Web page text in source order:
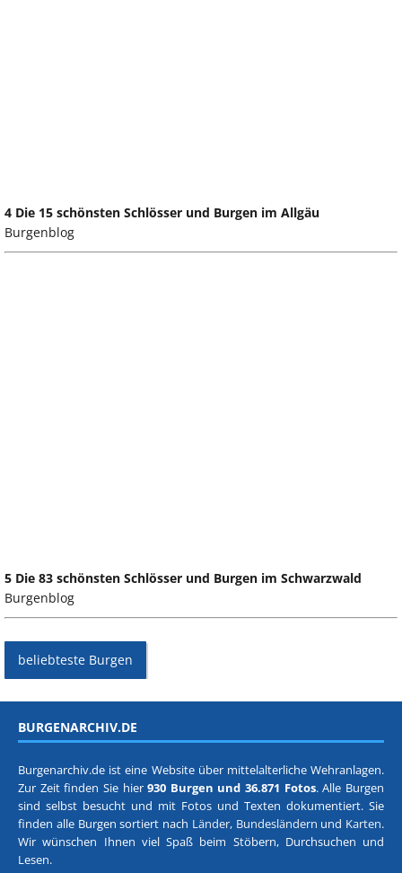
4 Die 15 schönsten Schlösser und Burgen im Allgäu
Burgenblog
5 Die 83 schönsten Schlösser und Burgen im Schwarzwald
Burgenblog
beliebteste Burgen
BURGENARCHIV.DE
Burgenarchiv.de ist eine Website über mittelalterliche Wehranlagen.
Zur Zeit finden Sie hier930 Burgen und 36.871 Fotos. Alle Burgen
sind selbst besucht und mit Fotos und Texten dokumentiert. Sie
finden alle Burgen sortiert nach Länder, Bundesländern und Karten.
Wir wünschen Ihnen viel Spaß beim Stöbern, Durchsuchen und
Lesen.